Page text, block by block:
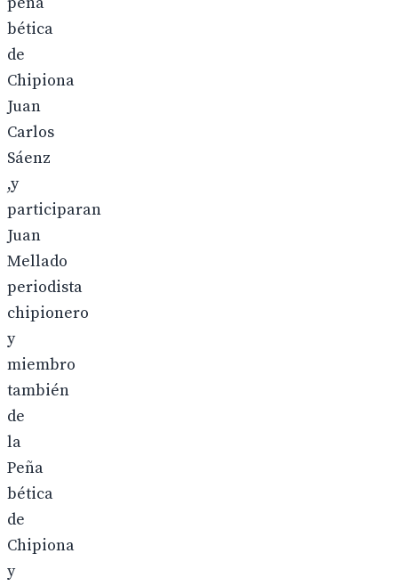
bética
de
Chipiona
Juan
Carlos
Sáenz
,y
participaran
Juan
Mellado
periodista
chipionero
y
miembro
también
de
la
Peña
bética
de
Chipiona
y